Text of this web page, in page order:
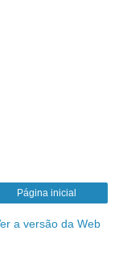
Página inicial
a versão da Web